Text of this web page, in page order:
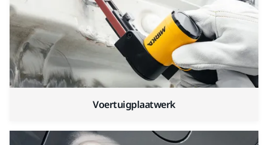
Voertuigplaatwerk